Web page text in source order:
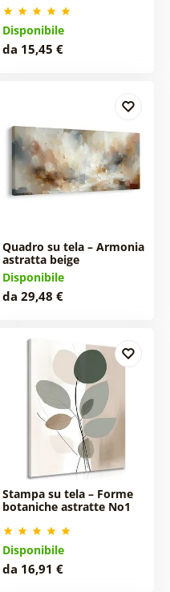
Disponibile
da 15,45 €
Quadro su tela – Armonia
astratta beige
Disponibile
da 29,48 €
Stampa su tela – Forme
botaniche astratte No1
Disponibile
da 16,91 €